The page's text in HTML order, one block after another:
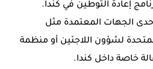
إعادة التوطين في كندا.
الجهات المعتمدة مثل
لشؤون اللاجئين أو منظمة
خاصة داخل كندا.